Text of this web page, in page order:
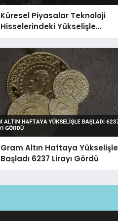
Küresel Piyasalar Teknoloji
Hisselerindeki Yükselişle
Pozitif Seyrediyor
Gram Altın Haftaya Yükselişle
Başladı 6237 Lirayı Gördü